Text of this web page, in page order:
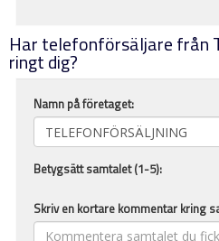
Har telefonförsäljare från
ringt dig?
Namn på företaget:
Betygsätt samtalet (1-5):
Skriv en kortare kommentar kring